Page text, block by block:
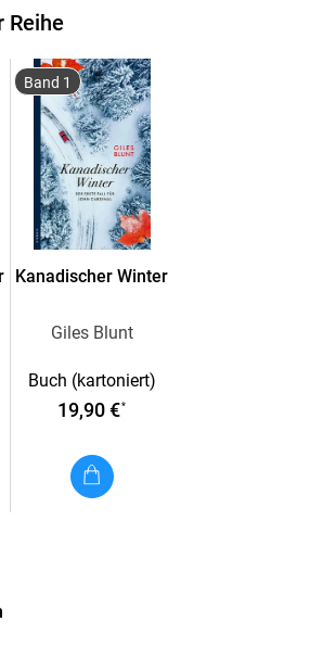
sein mit einer Schusswunde im Kopf
und Drogendealer Walter »Wombat«
Rätselhafte Felsenmalereien an
Verstümmelungen der Leiche deuten
hin. Es scheint unwahrscheinlich, dass
miteinander zu tun haben, aber
stoßen immer wieder auf den
Red Bear, der überall seine
Reihe
Band 1
Kanadischer Winter
Giles Blunt
Buch (kartoniert)
19,90 €*